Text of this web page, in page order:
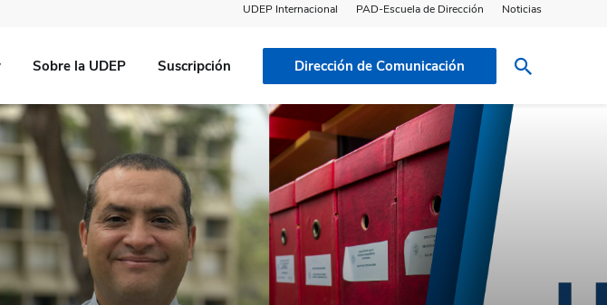
UDEP Internacional PAD-Escuela de Dirección Noticias
Sobre la UDEP Suscripción Dirección de Comunicación